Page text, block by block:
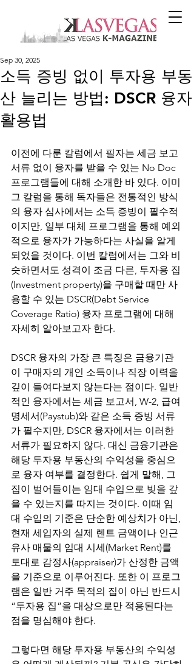
소득 증빙 없이 투자용 부동
산 늘리는 방법: DSCR 융자
활용법
Sep 30, 2025
이전에 다룬 칼럼에서 필자는 세금 보고
서류 없이 융자를 받을 수 있는 No Doc
프로그램들에 대해 소개한 바 있다. 이미
그 칼럼을 통해 독자들은 전통적인 방식
의 융자 심사에서는 소득 증빙이 필수적
이지만, 일부 대체 프로그램을 통해 예외
적으로 융자가 가능하다는 사실을 알게
되었을 것이다. 이번 칼럼에서는 그와 비
슷하면서도 성격이 조금 다른, 투자용 집
(Investment property)을 구매할 때만 사
용할 수 있는 DSCR(Debt Service
Coverage Ratio) 융자 프로그램에 대해
자세히 알아보고자 한다.
DSCR 융자의 가장 큰 특징은 금융기관
이 구매자의 개인 소득이나 직장 이력을
깊이 들여다보지 않는다는 점이다. 일반
적인 융자에서는 세금 보고서, W-2, 급여
명세서(Paystub)와 같은 소득 증빙 서류
가 필수지만, DSCR 융자에서는 이러한
서류가 필요하지 않다. 대신 금융기관은
해당 투자용 부동산의 수익성을 중심으
로 융자 여부를 결정한다. 쉽게 말해, 그
집이 벌어들이는 임대 수입으로 빚을 갚
을 수 있는지를 따지는 것이다. 이때 임
대 수입의 기준은 단순한 예상치가 아닌,
현재 세입자의 실제 렌트 금액이나 인근
유사 매물의 임대 시세(Market Rent)를
토대로 감정사(appraiser)가 산정한 금액
을 기준으로 이루어진다. 또한 이 프로그
램은 일반 거주 목적의 집이 아닌 반드시
“투자용 집”을 대상으로만 적용된다는
점을 명심해야 한다.
그렇다면 해당 투자용 부동산의 수익성